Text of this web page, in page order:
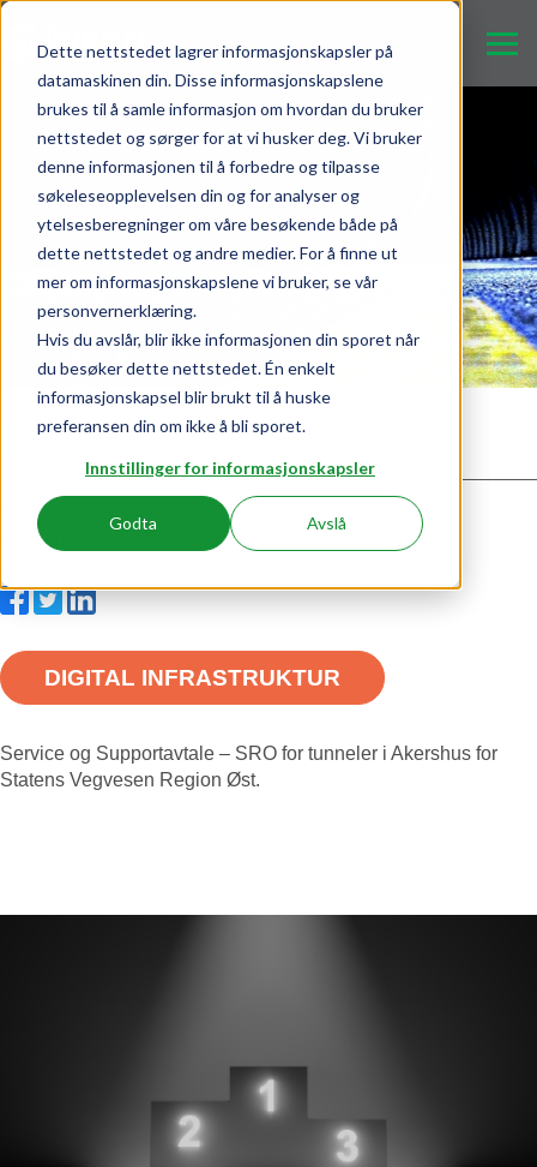
Dette nettstedet lagrer informasjonskapsler på
datamaskinen din. Disse informasjonskapslene
brukes til å samle informasjon om hvordan du bruker
nettstedet og sørger for at vi husker deg. Vi bruker
denne informasjonen til å forbedre og tilpasse
søkeleseopplevelsen din og for analyser og
ytelsesberegninger om våre besøkende både på
dette nettstedet og andre medier. For å finne ut
mer om informasjonskapslene vi bruker, se vår
personvernerklæring.
Hvis du avslår, blir ikke informasjonen din sporet når
du besøker dette nettstedet. Én enkelt
informasjonskapsel blir brukt til å huske
preferansen din om ikke å bli sporet.
Innstillinger for informasjonskapsler
Godta Avslå
SRO for tunneler i Akershus
Skrevet av:
Morten Kristiansen
Publisert: 02.mai.2022 20:28:00
DIGITAL INFRASTRUKTUR
Service og Supportavtale – SRO for tunneler i Akershus for
Statens Vegvesen Region Øst.